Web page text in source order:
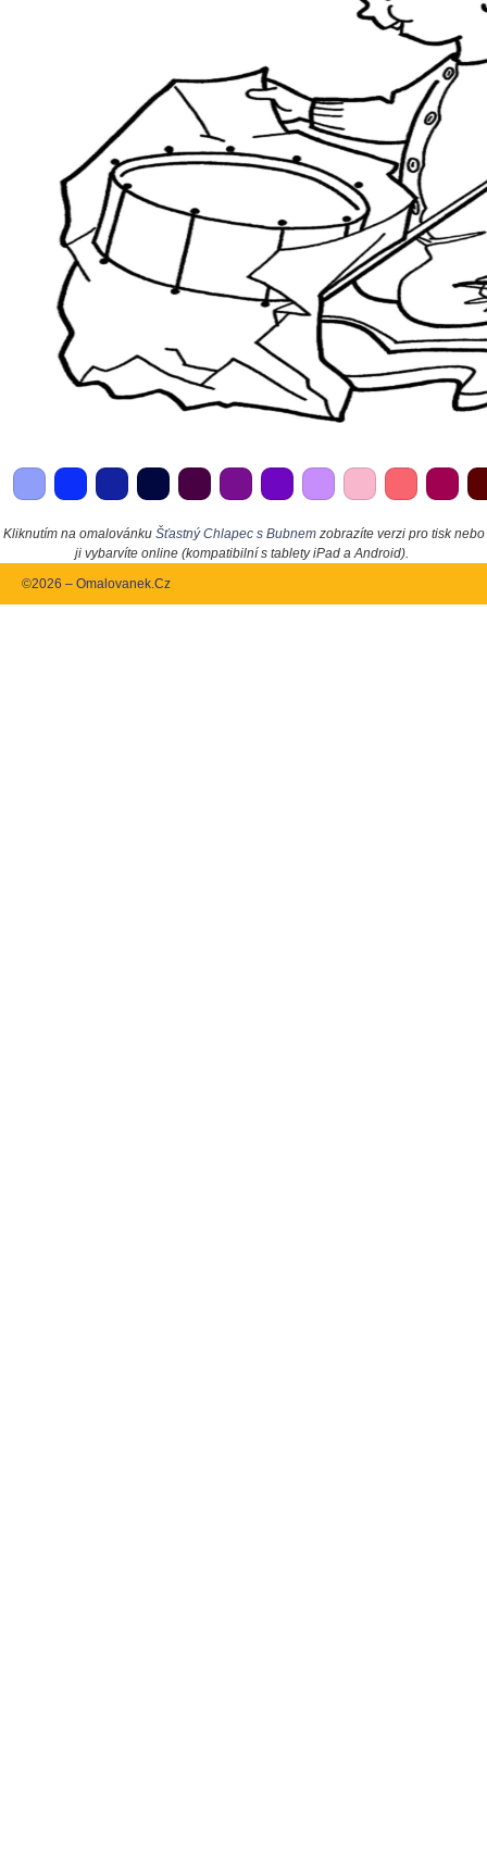
Kliknutím na omalovánku Šťastný Chlapec s Bubnemzobrazíte verzi pro tisk nebo
ji vybarvíte online (kompatibilní s tablety iPad a Android).
©2026 – Omalovanek.Cz